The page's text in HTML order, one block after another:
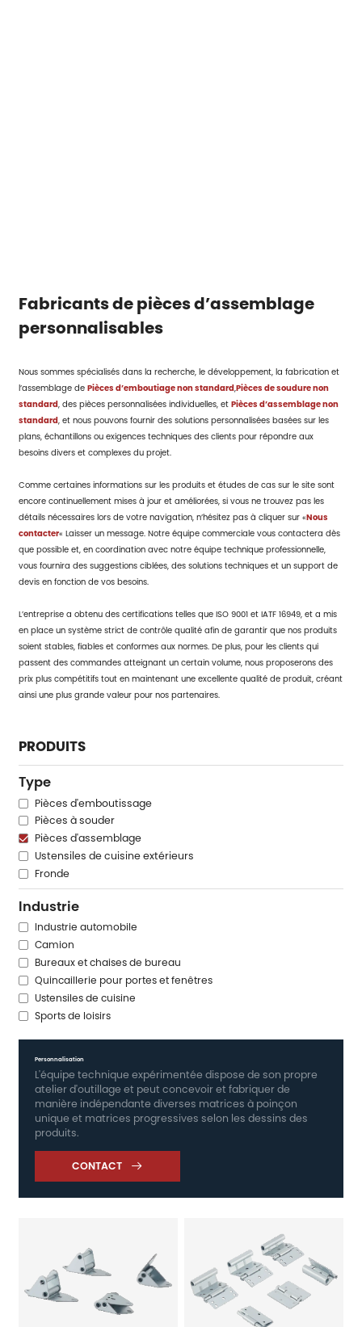
Fabricants de pièces d’assemblage
personnalisables
Nous sommes spécialisés dans la recherche, le développement, la fabrication et
l’assemblage dePièces d’emboutiage non standard,Pièces de soudure non
standard, des pièces personnalisées individuelles, etPièces d’assemblage non
standard, et nous pouvons fournir des solutions personnalisées basées sur les
plans, échantillons ou exigences techniques des clients pour répondre aux
besoins divers et complexes du projet.
Comme certaines informations sur les produits et études de cas sur le site sont
encore continuellement mises à jour et améliorées, si vous ne trouvez pas les
détails nécessaires lors de votre navigation, n’hésitez pas à cliquer sur «Nous
contacter« Laisser un message. Notre équipe commerciale vous contactera dès
que possible et, en coordination avec notre équipe technique professionnelle,
vous fournira des suggestions ciblées, des solutions techniques et un support de
devis en fonction de vos besoins.
L’entreprise a obtenu des certifications telles que ISO 9001 et IATF 16949, et a mis
en place un système strict de contrôle qualité afin de garantir que nos produits
soient stables, fiables et conformes aux normes. De plus, pour les clients qui
passent des commandes atteignant un certain volume, nous proposerons des
prix plus compétitifs tout en maintenant une excellente qualité de produit, créant
ainsi une plus grande valeur pour nos partenaires.
PRODUITS
Type
Pièces d'emboutissage
Pièces à souder
Pièces d'assemblage
Ustensiles de cuisine extérieurs
Fronde
Industrie
Industrie automobile
Camion
Bureaux et chaises de bureau
Quincaillerie pour portes et fenêtres
Ustensiles de cuisine
Sports de loisirs
Personnalisation
L'équipe technique expérimentée dispose de son propre
atelier d'outillage et peut concevoir et fabriquer de
manière indépendante diverses matrices à poinçon
unique et matrices progressives selon les dessins des
produits.
CONTACT 